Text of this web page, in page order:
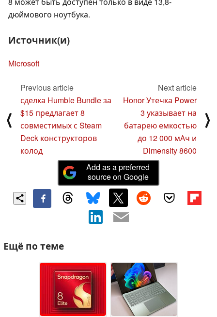
дюймового ноутбука.
Источник(и)
Microsoft
⟨
Previous article
сделка Humble Bundle за
$15 предлагает 8
совместимых с Steam
Deck конструкторов
колод
Next article
Honor Утечка Power
3 указывает на
батарею емкостью
до 12 000 мАч и
Dimensity 8600
⟩
Add as a preferred
source on Google
Ещё по теме